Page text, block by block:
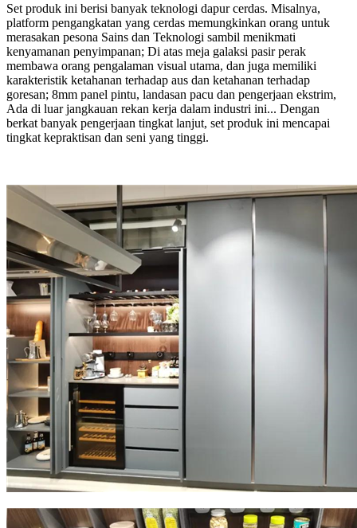
Set produk ini berisi banyak teknologi dapur cerdas. Misalnya,
platform pengangkatan yang cerdas memungkinkan orang untuk
merasakan pesona Sains dan Teknologi sambil menikmati
kenyamanan penyimpanan; Di atas meja galaksi pasir perak
membawa orang pengalaman visual utama, dan juga memiliki
karakteristik ketahanan terhadap aus dan ketahanan terhadap
goresan; 8mm panel pintu, landasan pacu dan pengerjaan ekstrim,
Ada di luar jangkauan rekan kerja dalam industri ini... Dengan
berkat banyak pengerjaan tingkat lanjut, set produk ini mencapai
tingkat kepraktisan dan seni yang tinggi.